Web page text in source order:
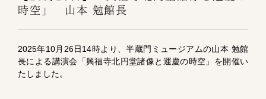
時空」 山本 勉館長
2025年10月26日14時より、半蔵門ミュージアムの山本 勉館
長による講演会「興福寺北円堂諸像と運慶の時空」を開催い
たしました。